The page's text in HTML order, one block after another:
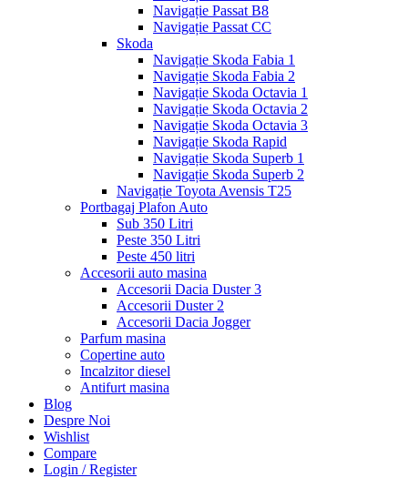
Navigație Passat B8
Navigație Passat CC
Skoda
Navigație Skoda Fabia 1
Navigație Skoda Fabia 2
Navigație Skoda Octavia 1
Navigație Skoda Octavia 2
Navigație Skoda Octavia 3
Navigație Skoda Rapid
Navigație Skoda Superb 1
Navigație Skoda Superb 2
Navigație Toyota Avensis T25
Portbagaj Plafon Auto
Sub 350 Litri
Peste 350 Litri
Peste 450 litri
Accesorii auto masina
Accesorii Dacia Duster 3
Accesorii Duster 2
Accesorii Dacia Jogger
Parfum masina
Copertine auto
Incalzitor diesel
Antifurt masina
Blog
Despre Noi
Wishlist
Compare
Login / Register